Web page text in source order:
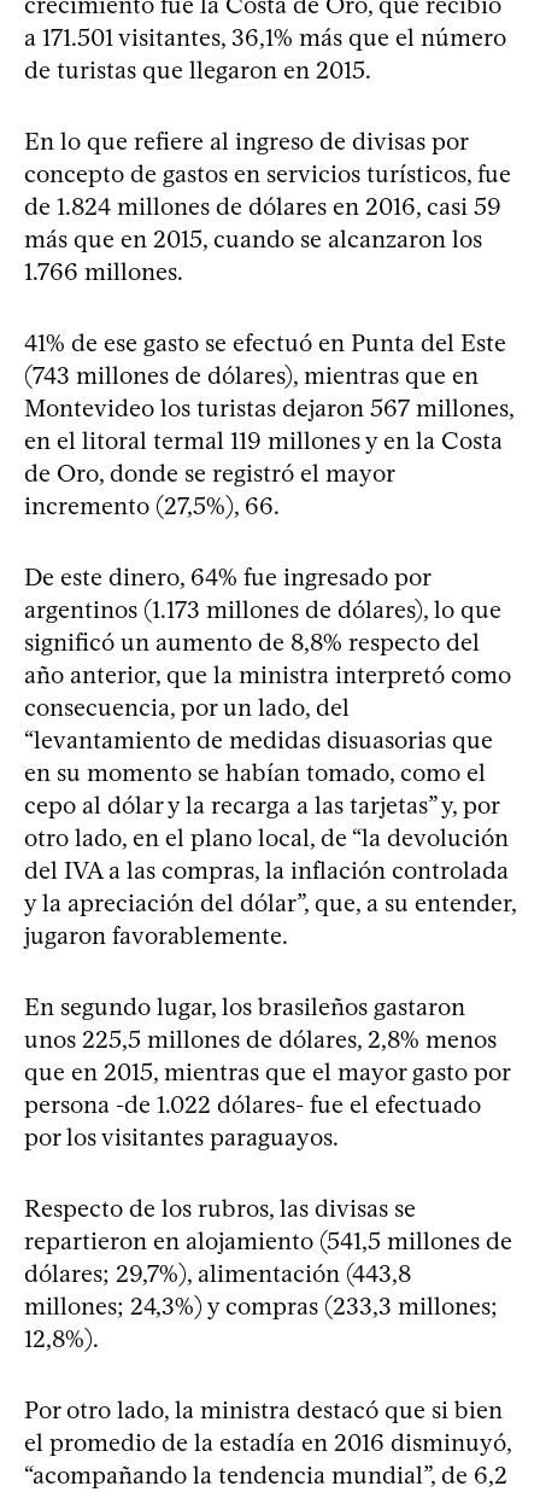
a 171.501 visitantes, 36,1% más que el número
de turistas que llegaron en 2015.
En lo que refiere al ingreso de divisas por
concepto de gastos en servicios turísticos, fue
de 1.824 millones de dólares en 2016, casi 59
más que en 2015, cuando se alcanzaron los
1.766 millones.
41% de ese gasto se efectuó en Punta del Este
(743 millones de dólares), mientras que en
Montevideo los turistas dejaron 567 millones,
en el litoral termal 119 millones y en la Costa
de Oro, donde se registró el mayor
incremento (27,5%), 66.
De este dinero, 64% fue ingresado por
argentinos (1.173 millones de dólares), lo que
significó un aumento de 8,8% respecto del
año anterior, que la ministra interpretó como
consecuencia, por un lado, del
“levantamiento de medidas disuasorias que
en su momento se habían tomado, como el
cepo al dólar y la recarga a las tarjetas” y, por
otro lado, en el plano local, de “la devolución
del IVA a las compras, la inflación controlada
y la apreciación del dólar”, que, a su entender,
jugaron favorablemente.
En segundo lugar, los brasileños gastaron
unos 225,5 millones de dólares, 2,8% menos
que en 2015, mientras que el mayor gasto por
persona -de 1.022 dólares- fue el efectuado
por los visitantes paraguayos.
Respecto de los rubros, las divisas se
repartieron en alojamiento (541,5 millones de
dólares; 29,7%), alimentación (443,8
millones; 24,3%) y compras (233,3 millones;
12,8%).
Por otro lado, la ministra destacó que si bien
el promedio de la estadía en 2016 disminuyó,
“acompañando la tendencia mundial”, de 6,2